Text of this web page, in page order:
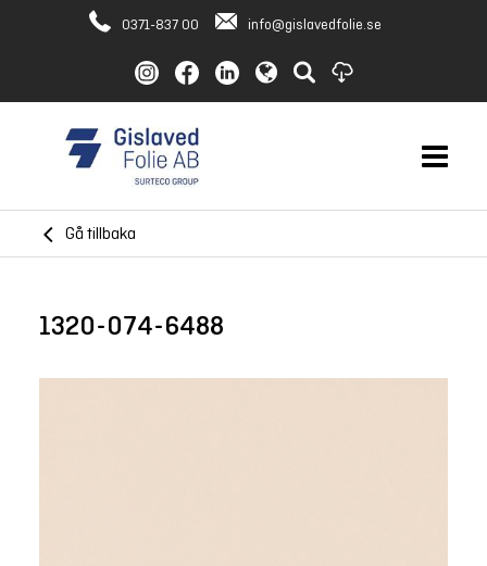
0371-837 00 info@gislavedfolie.se
Gå tillbaka
1320-074-6488